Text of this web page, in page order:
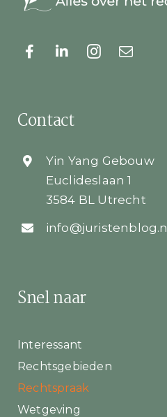
Snel naar
Interessant
Rechtsgebieden
Rechtspraak
Wetgeving
Contact
Yin Yang Gebouw
Euclideslaan 1
3584 BL Utrecht
info@juristenblog.nl